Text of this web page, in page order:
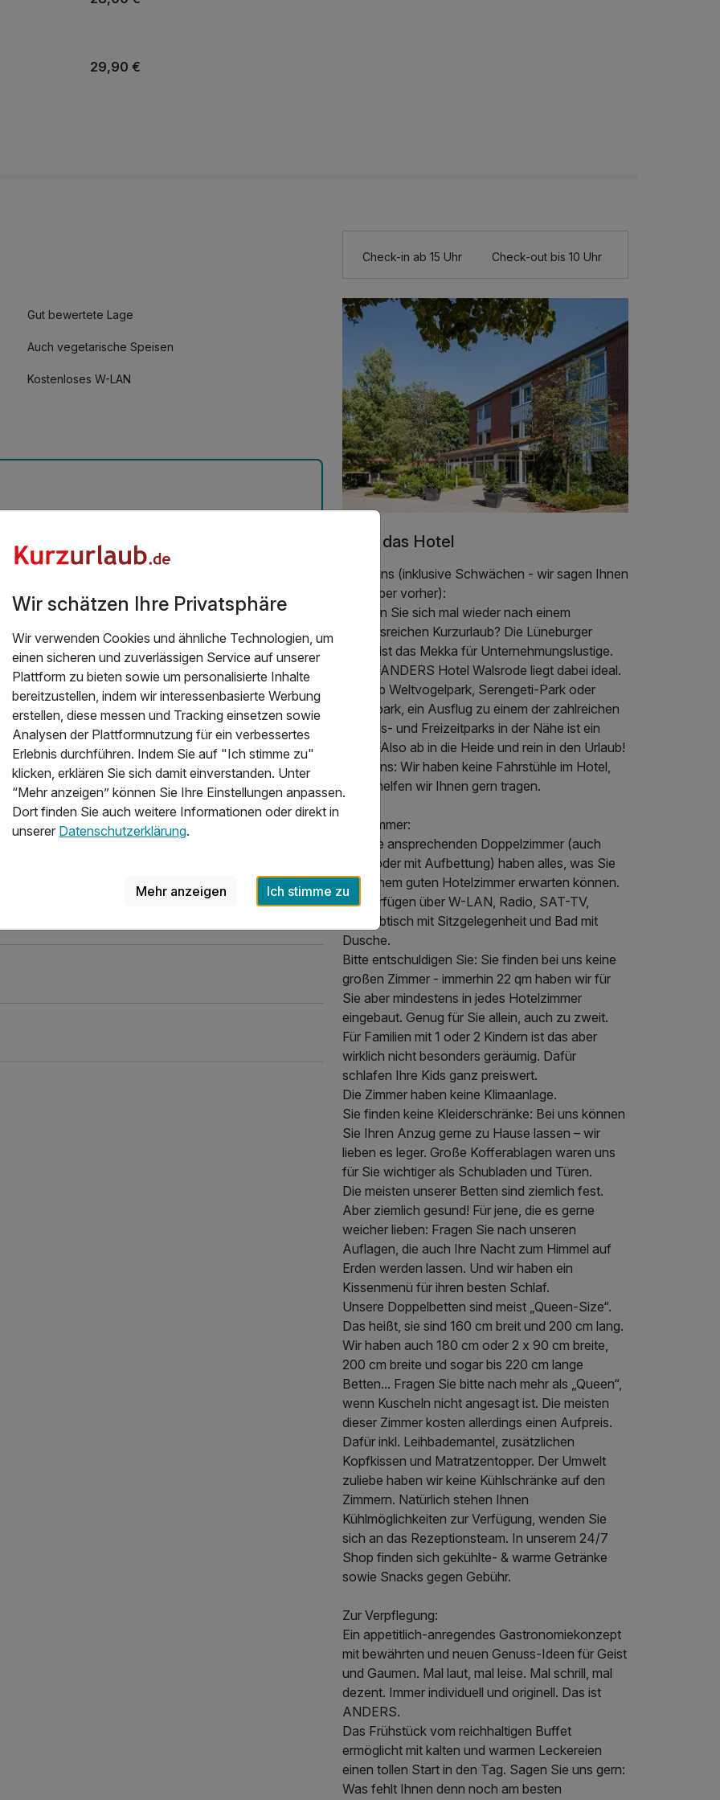
29,90 €
47,90 €
49,50 €
6) 34,50 €
39,50 €
32,90 €
24,90 €
79,00 €
Gut bewertete Lage
Auch vegetarische Speisen
Kostenloses W-LAN
mit Dinner & Musik
Hotel war sehr gut die Silvester Party war
Check-in ab 15 Uhr Check-out bis 10 Uhr
Über das Hotel
Über uns (inklusive Schwächen - wir sagen Ihnen
das lieber vorher):
Sehnen Sie sich mal wieder nach einem
erlebnisreichen Kurzurlaub? Die Lüneburger
Heide ist das Mekka für Unternehmungslustige.
Unser ANDERS Hotel Walsrode liegt dabei ideal.
Egal ob Weltvogelpark, Serengeti-Park oder
Heidepark, ein Ausflug zu einem der zahlreichen
Erlebnis- und Freizeitparks in der Nähe ist ein
Muss. Also ab in die Heide und rein in den Urlaub!
Übrigens: Wir haben keine Fahrstühle im Hotel,
dafür helfen wir Ihnen gern tragen.
Die Zimmer:
Unsere ansprechenden Doppelzimmer (auch
allein oder mit Aufbettung) haben alles, was Sie
von einem guten Hotelzimmer erwarten können.
Sie verfügen über W-LAN, Radio, SAT-TV,
Schreibtisch mit Sitzgelegenheit und Bad mit
Dusche.
Bitte entschuldigen Sie: Sie finden bei uns keine
großen Zimmer - immerhin 22 qm haben wir für
Sie aber mindestens in jedes Hotelzimmer
eingebaut. Genug für Sie allein, auch zu zweit.
Für Familien mit 1 oder 2 Kindern ist das aber
wirklich nicht besonders geräumig. Dafür
schlafen Ihre Kids ganz preiswert.
Die Zimmer haben keine Klimaanlage.
Sie finden keine Kleiderschränke: Bei uns können
Sie Ihren Anzug gerne zu Hause lassen – wir
lieben es leger. Große Kofferablagen waren uns
für Sie wichtiger als Schubladen und Türen.
Die meisten unserer Betten sind ziemlich fest.
Aber ziemlich gesund! Für jene, die es gerne
weicher lieben: Fragen Sie nach unseren
Auflagen, die auch Ihre Nacht zum Himmel auf
Erden werden lassen. Und wir haben ein
Kissenmenü für ihren besten Schlaf.
Unsere Doppelbetten sind meist „Queen-Size“.
Das heißt, sie sind 160 cm breit und 200 cm lang.
Wir haben auch 180 cm oder 2 x 90 cm breite,
200 cm breite und sogar bis 220 cm lange
Betten... Fragen Sie bitte nach mehr als „Queen“,
wenn Kuscheln nicht angesagt ist. Die meisten
dieser Zimmer kosten allerdings einen Aufpreis.
Dafür inkl. Leihbademantel, zusätzlichen
Kopfkissen und Matratzentopper. Der Umwelt
zuliebe haben wir keine Kühlschränke auf den
Zimmern. Natürlich stehen Ihnen
Kühlmöglichkeiten zur Verfügung, wenden Sie
sich an das Rezeptionsteam. In unserem 24/7
Shop finden sich gekühlte- & warme Getränke
sowie Snacks gegen Gebühr.
Zur Verpflegung:
Ein appetitlich-anregendes Gastronomiekonzept
mit bewährten und neuen Genuss-Ideen für Geist
und Gaumen. Mal laut, mal leise. Mal schrill, mal
dezent. Immer individuell und originell. Das ist
ANDERS.
Das Frühstück vom reichhaltigen Buffet
ermöglicht mit kalten und warmen Leckereien
einen tollen Start in den Tag. Sagen Sie uns gern:
Was fehlt Ihnen denn noch am besten
Wir schätzen Ihre Privatsphäre
Wir verwenden Cookies und ähnliche Technologien, um
einen sicheren und zuverlässigen Service auf unserer
Plattform zu bieten sowie um personalisierte Inhalte
bereitzustellen, indem wir interessenbasierte Werbung
erstellen, diese messen und Tracking einsetzen sowie
Analysen der Plattformnutzung für ein verbessertes
Erlebnis durchführen. Indem Sie auf "Ich stimme zu"
klicken, erklären Sie sich damit einverstanden. Unter
“Mehr anzeigen” können Sie Ihre Einstellungen anpassen.
Dort finden Sie auch weitere Informationen oder direkt in
unserer Datenschutzerklärung.
Mehr anzeigen Ich stimme zu